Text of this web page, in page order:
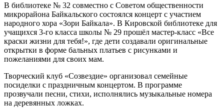
В библиотеке № 32 совместно с Советом общественности
микрорайона Байкальского состоялся концерт с участием
народного хора «Зори Байкала». В Кировской библиотеке для
учащихся 3-го класса школы № 29 прошёл мастер-класс «Все
краски жизни для тебя!», где дети создавали оригинальные
открытки в форме бальных платьев с рисунками и
пожеланиями для своих мам.
Творческий клуб «Созвездие» организовал семейные
посиделки с праздничным концертом. В программе
прозвучали песни, стихи, исполнялись музыкальные номера
на деревянных ложках.